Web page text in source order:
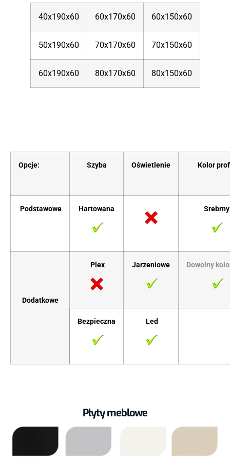
40x190x60 60x170x60 60x150x60
50x190x60 70x170x60 70x150x60
60x190x60 80x170x60 80x150x60
Opcje: Szyba Oświetlenie Kolor
Podstawowe Hartowana Srebrny
Dodatkowe
Plex Jarzeniowe Dowolny
Bezpieczna Led
Płyty meblowe